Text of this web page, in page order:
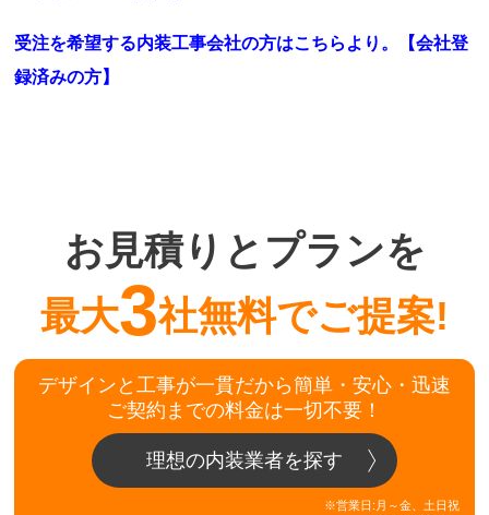
受注を希望する内装工事会社の方はこちらより。
【会社登
録済みの方】
お見積りとプランを
最大3社無料でご提案!
デザインと工事が一貫だから簡単・安心・迅速
ご契約までの料金は一切不要！
理想の内装業者を探す
※営業日:月～金、土日祝